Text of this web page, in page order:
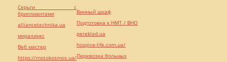
Серьги с
бриллиантами
alliancetechnika.ua
миралинкс
Веб мастер
https://motokosmos.ua/
Винный шкаф
Подготовка к НМТ / ВНО
pereklad.ua
hospice-life.com.ua/
Перевозка больных